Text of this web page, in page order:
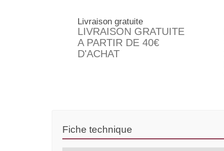
Livraison gratuite
LIVRAISON GRATUITE
A PARTIR DE 40€
D'ACHAT
Fiche technique